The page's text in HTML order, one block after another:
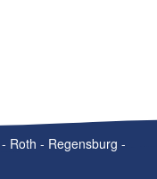
Roth - Regensburg -